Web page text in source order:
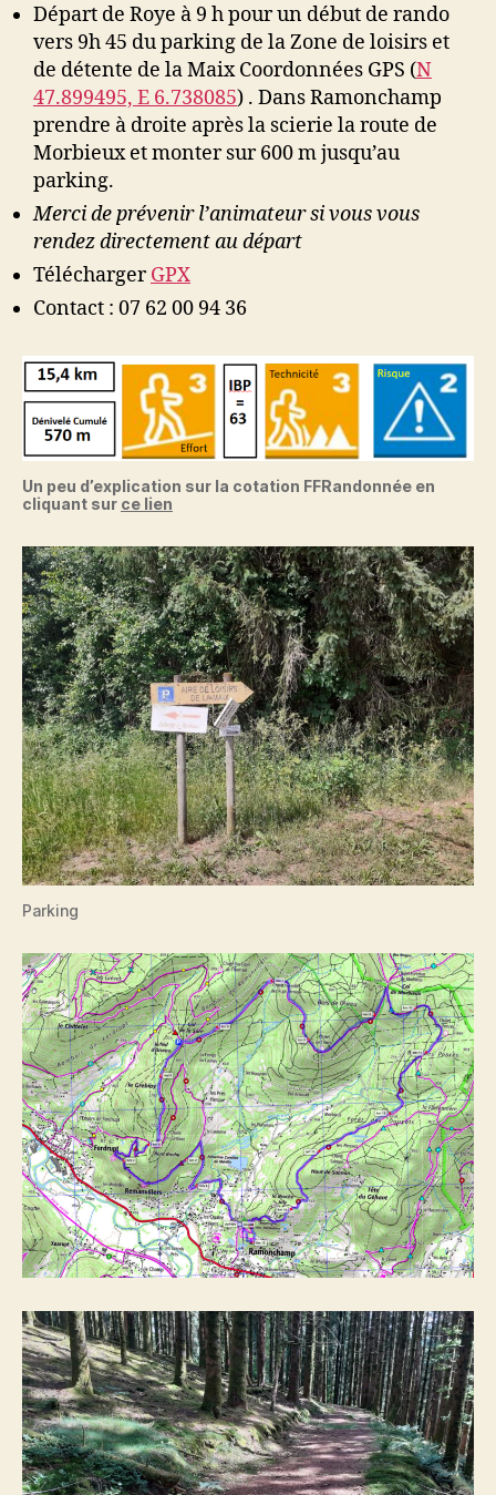
Départ de Roye à 9 h pour un début de rando
vers 9h 45 du parking de la Zone de loisirs et
de détente de la Maix Coordonnées GPS (N
47.899495, E 6.738085) . Dans Ramonchamp
prendre à droite après la scierie la route de
Morbieux et monter sur 600 m jusqu’au
parking.
Merci de prévenir l’animateur si vous vous
rendez directement au départ
TéléchargerGPX
Contact : 07 62 00 94 36
Un peu d’explication sur la cotation FFRandonnée en
cliquant sur ce lien
Parking